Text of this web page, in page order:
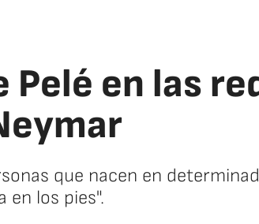
en las
que nacen en
en los pies".